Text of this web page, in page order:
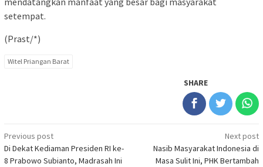
setempat.
(Prast/*)
Witel Priangan Barat
SHARE
Post
navigation
Previous post
Di Dekat Kediaman Presiden RI ke-
8 Prabowo Subianto, Madrasah Ini
Next post
Nasib Masyarakat Indonesia di
Masa Sulit Ini, PHK Bertambah